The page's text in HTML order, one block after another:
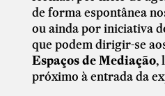
de forma espontânea
ou ainda por iniciativa
que podem dirigir-se
Espaços de Mediação,
próximo à entrada da